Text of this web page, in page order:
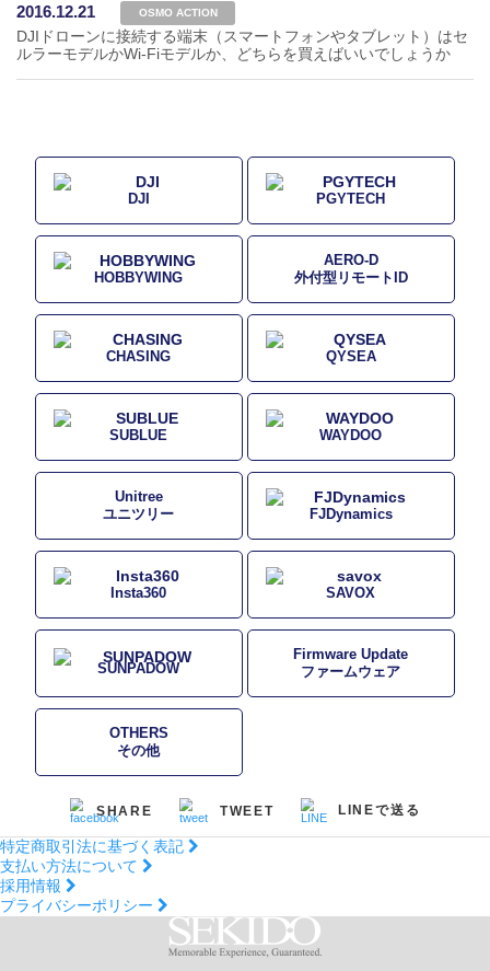
2016.12.21 OSMO ACTION
DJIドローンに接続する端末（スマートフォンやタブレット）はセ
ルラーモデルかWi-Fiモデルか、どちらを買えばいいでしょうか
DJI PGYTECH
HOBBYWING
AERO-D
外付型リモートID
CHASING QYSEA
SUBLUE WAYDOO
Unitree
ユニツリー
FJDynamics
Insta360 SAVOX
SUNPADOW
Firmware Update
ファームウェア
OTHERS
その他
SHARE TWEET LINEで送る
特定商取引法に基づく表記
支払い方法について
採用情報
プライバシーポリシー